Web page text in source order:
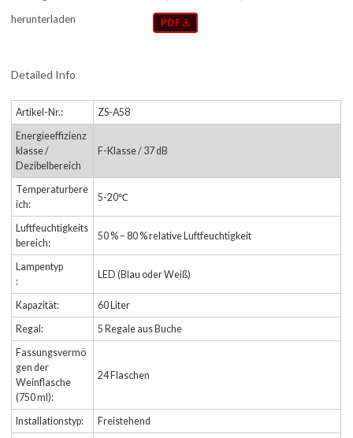
herunterladen
Detailed Info
Artikel-Nr.:
ZS-A58
Energieeffizienz
klasse /
Dezibelbereich
F-Klasse / 37 dB
Temperaturbere
ich:
5-20℃
Luftfeuchtigkeits
bereich:
50 % – 80 % relative Luftfeuchtigkeit
Lampentyp
:
LED (Blau oder Weiß)
Kapazität:
60 Liter
Regal:
5 Regale aus Buche
Fassungsvermö
gen der
Weinflasche
(750 ml):
24 Flaschen
Installationstyp:
Freistehend